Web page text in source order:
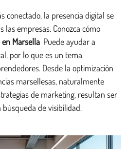
conectado, la presencia digital se
las empresas. Conozca cómo
en Marsella Puede ayudar a
por lo que es un tema
Desde la optimización
marsellesas, naturalmente
de marketing, resultan ser
de visibilidad.